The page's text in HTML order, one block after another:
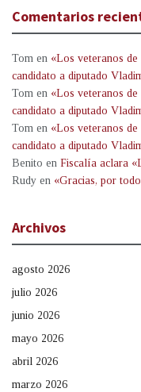
Comentarios
Tom en «Los veteranos
candidato a diputado
Tom en «Los veteranos
candidato a diputado
Tom en «Los veteranos
candidato a diputado
Benito en Fiscalía aclara
Rudy en «Gracias, por
Archivos
agosto 2026
julio 2026
junio 2026
mayo 2026
abril 2026
marzo 2026